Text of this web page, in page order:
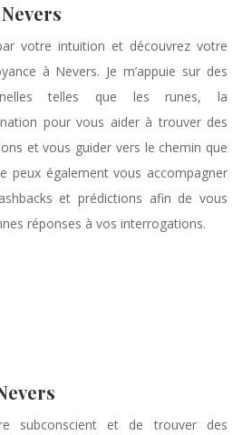
votre intuition et découvrez votre
à Nevers. Je m’appuie sur des
telles que les runes, la
pour vous aider à trouver des
et vous guider vers le chemin que
peux également vous accompagner
et prédictions afin de vous
réponses à vos interrogations.
subconscient et de trouver des